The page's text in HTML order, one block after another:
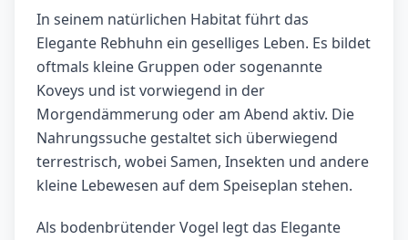
In seinem natürlichen Habitat führt das
Elegante Rebhuhn ein geselliges Leben. Es bildet
oftmals kleine Gruppen oder sogenannte
Koveys und ist vorwiegend in der
Morgendämmerung oder am Abend aktiv. Die
Nahrungssuche gestaltet sich überwiegend
terrestrisch, wobei Samen, Insekten und andere
kleine Lebewesen auf dem Speiseplan stehen.
Als bodenbrütender Vogel legt das Elegante